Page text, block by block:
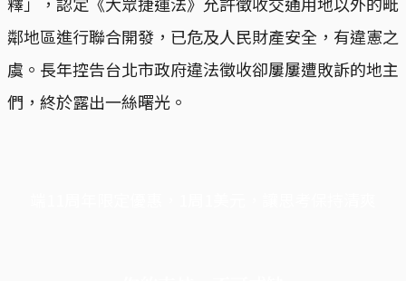
鄰地區進行聯合開發，已危及人民財產安全，有違憲之
虞。長年控告台北市政府違法徵收卻屢屢遭敗訴的地主
們，終於露出一絲曙光。